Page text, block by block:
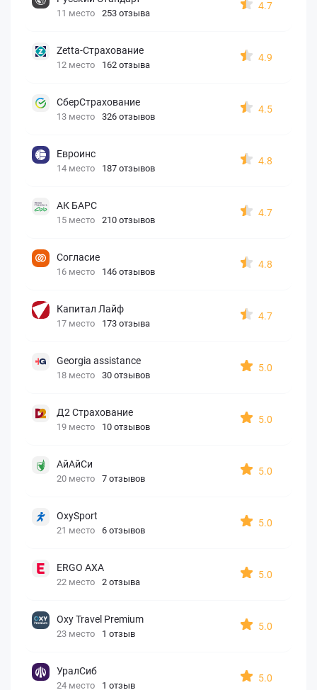
11 место 253 отзыва
4.7
Zetta-Страхование
12 место 162 отзыва
4.9
СберСтрахование
13 место 326 отзывов
4.5
Евроинс
14 место 187 отзывов
4.8
АК БАРС
15 место 210 отзывов
4.7
Согласие
16 место 146 отзывов
4.8
Капитал Лайф
17 место 173 отзыва
4.7
Georgia assistance
18 место 30 отзывов
5.0
Д2 Страхование
19 место 10 отзывов
5.0
АйАйСи
20 место 7 отзывов
5.0
OxySport
21 место 6 отзывов
5.0
ERGO AXA
22 место 2 отзыва
5.0
Oxy Travel Premium
23 место 1 отзыв
5.0
УралСиб
24 место 1 отзыв
5.0